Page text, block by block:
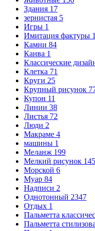
Здания 17
зернистая 5
Игры 1
Имитация фактуры
Камни 84
Канва 1
Классические
Клетка 71
Круги 25
Крупный рисунок
Купон 11
Линии 38
Листья 72
Люди 2
Макраме 4
машины 1
Меланж 199
Мелкий рисунок 145
Морской 6
Муар 84
Надписи 2
Однотонный 2347
Отдых 1
Пальметта
Пальметта